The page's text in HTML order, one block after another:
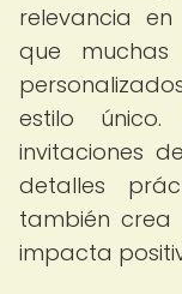
relevancia
que
estilo
invitaciones
detalles
también crea
impacta